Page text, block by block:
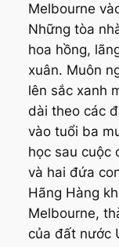
Melbourne
Những tòa
hoa hồng,
xuân. Muôn
lên sắc xanh
dài theo các
vào tuổi ba
học sau cuộc
và hai đứa
Hãng Hàng
Melbourne,
của đất nước